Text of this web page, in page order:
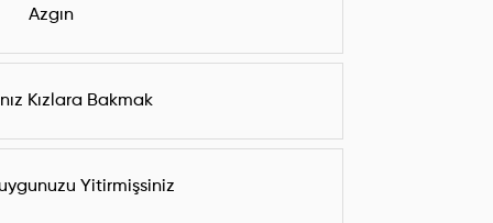
Azgın
Kızlara Bakmak
Yitirmişsiniz